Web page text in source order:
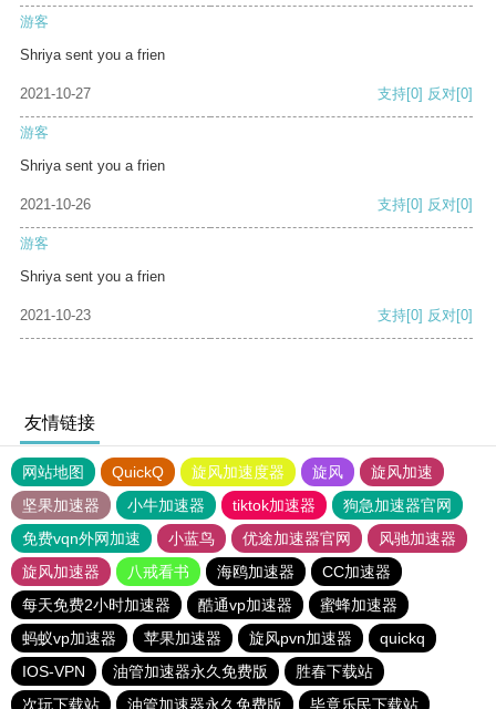
游客
Shriya sent you a frien
2021-10-27 支持[0] 反对[0]
游客
Shriya sent you a frien
2021-10-26 支持[0] 反对[0]
游客
Shriya sent you a frien
2021-10-23 支持[0] 反对[0]
友情链接
网站地图 QuickQ 旋风加速度器 旋风
旋风加速
坚果加速器
小牛加速器 tiktok加速器
狗急加速器官网
免费vqn外网加速
小蓝鸟 优途加速器官网
风驰加速器
旋风加速器
八戒看书 海鸥加速器
CC加速器
每天免费2小时加速器
酷通vp加速器
蜜蜂加速器
蚂蚁vp加速器
苹果加速器 旋风pvn加速器
quickq
IOS-VPN
油管加速器永久免费版
胜春下载站
次玩下载站
油管加速器永久免费版 毕竟乐民下载站